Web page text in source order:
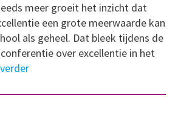
meer groeit het inzicht dat
een grote meerwaarde kan
als geheel. Dat bleek tijdens de
over excellentie in het